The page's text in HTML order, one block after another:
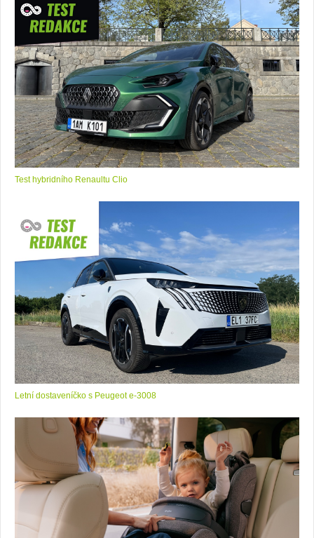
Test hybridního Renaultu Clio
Letní dostaveníčko s Peugeot e-3008